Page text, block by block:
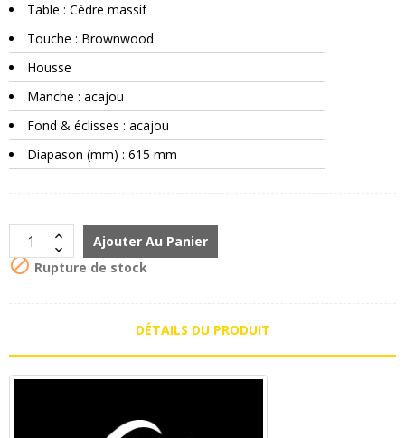
Table : Cèdre massif
Touche : Brownwood
Housse
Manche : acajou
Fond & éclisses : acajou
Diapason (mm) : 615 mm
Ajouter Au Panier
 Rupture de stock
DÉTAILS DU PRODUIT